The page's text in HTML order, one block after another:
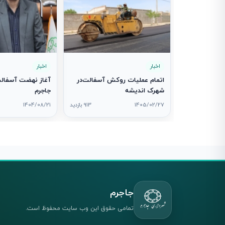
اخبار
اتمام عملیات روکش آسفالت‌در
شهرک اندیشه
1405/02/27 913 بازدید
اخبار
آغاز نهضت
جاجرم
1404/08/21
جاجرم
تمامی حقوق این وب سایت محفوظ است.